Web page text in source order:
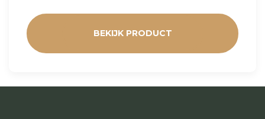
BEKIJK PRODUCT